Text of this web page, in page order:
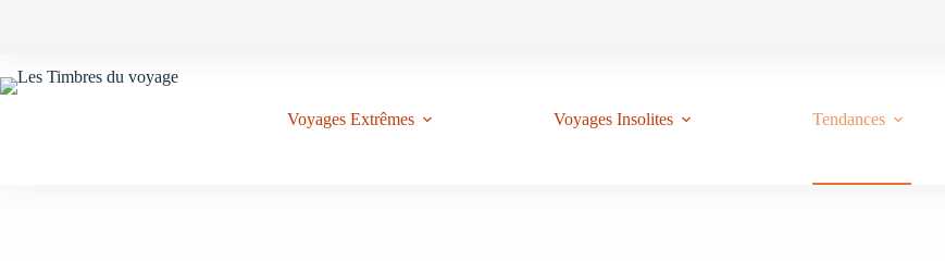
Voyages Extrêmes Voyages Insolites Tendances